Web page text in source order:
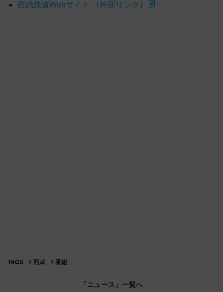
西武鉄道Webサイト （外部リンク）
TAGS # 西武 # 番組
「ニュース」一覧へ